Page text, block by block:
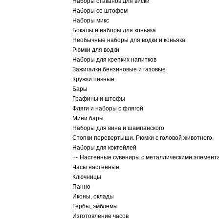
Наборы со штофом
Наборы микс
Бокалы и наборы для коньяка
Необычные наборы для водки и коньяка
Рюмки для водки
Наборы для крепких напитков
Зажигалки бензиновые и газовые
Кружки пивные
Бары
Графины и штофы
Фляги и наборы с флягой
Мини бары
Наборы для вина и шампанского
Стопки перевертыши. Рюмки с головой животного.
Наборы для коктейлей
+- Настенные сувениры с металлическими
Часы настенные
Ключницы
Панно
Иконы, оклады
Гербы, эмблемы
Изготовление часов